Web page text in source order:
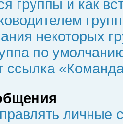
группы и как
некоторых
по
ссылка
личные